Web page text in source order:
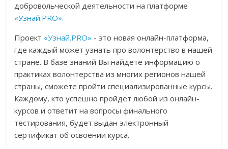
добровольческой деятельности на платформе
«Узнай.PRO».
Проект «Узнай.PRO» - это новая онлайн-платформа,
где каждый может узнать про волонтерство в нашей
стране. В базе знаний Вы найдете информацию о
практиках волонтерства из многих регионов нашей
страны, сможете пройти специализированные курсы.
Каждому, кто успешно пройдет любой из онлайн-
курсов и ответит на вопросы финального
тестирования, будет выдан электронный
сертификат об освоении курса.